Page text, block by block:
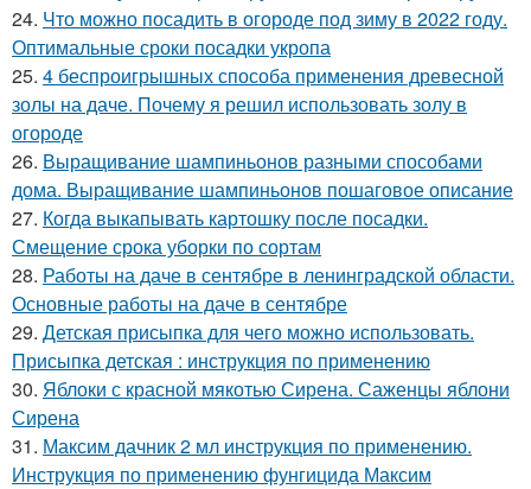
24. Что можно посадить в огороде под зиму в 2022 году.
Оптимальные сроки посадки укропа
25. 4 беспроигрышных способа применения древесной
золы на даче. Почему я решил использовать золу в
огороде
26. Выращивание шампиньонов разными способами
дома. Выращивание шампиньонов пошаговое описание
27. Когда выкапывать картошку после посадки.
Смещение срока уборки по сортам
28. Работы на даче в сентябре в ленинградской области.
Основные работы на даче в сентябре
29. Детская присыпка для чего можно использовать.
Присыпка детская : инструкция по применению
30. Яблоки с красной мякотью Сирена. Саженцы яблони
Сирена
31. Максим дачник 2 мл инструкция по применению.
Инструкция по применению фунгицида Максим